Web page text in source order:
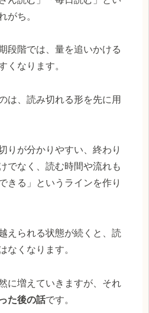
がち。
段階では、量を追いかける
くなります。
は、読み切れる形を先に用
りが分かりやすい、終わり
でなく、読む時間や流れも
きる」というラインを作り
えられる状態が続くと、読
なくなります。
に増えていきますが、それ
た後の話です。